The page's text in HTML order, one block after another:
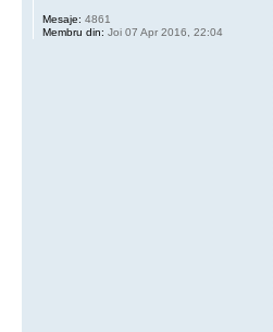
Mesaje: 4861
Membru din: Joi 07 Apr 2016, 22:04